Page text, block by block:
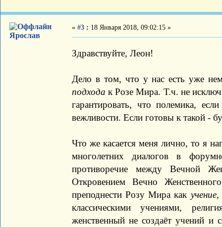
Ярослав
« #3 : 18 Января 2018, 09:02:15 »
Здравствуйте, Леон!
Дело в том, что у нас есть уже
подхода к Розе Мира. Т.ч. не
гарантировать, что полемика,
вежливости. Если готовы к такой -
Что же касается меня лично, то я
многолетних диалогов в
противоречие между Вечной
Откровением Вечно
преподнести Розу Мира как
классическими учениями,
женственный не создаёт учений и